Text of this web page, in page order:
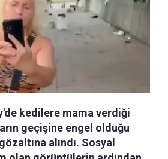
kedilere mama verdiği
geçişine engel olduğu
alındı. Sosyal